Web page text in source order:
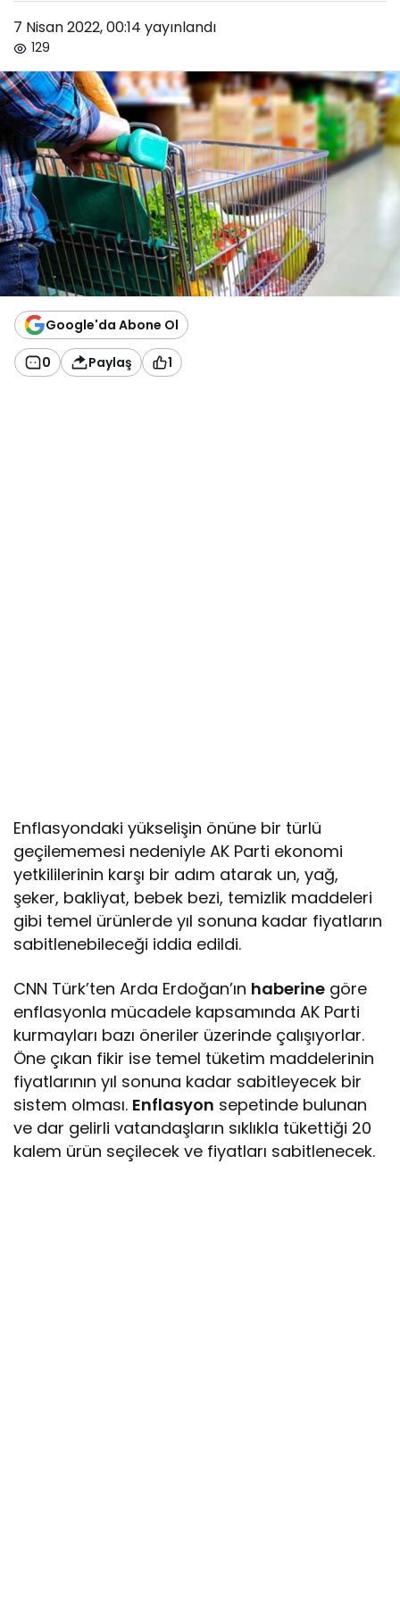
7 Nisan 2022, 00:14 yayınlandı
129
Google'da Abone Ol
0 Paylaş 1
Enflasyondaki yükselişin önüne bir türlü
geçilememesi nedeniyle AK Parti ekonomi
yetkililerinin karşı bir adım atarak un, yağ,
şeker, bakliyat, bebek bezi, temizlik maddeleri
gibi temel ürünlerde yıl sonuna kadar fiyatların
sabitlenebileceği iddia edildi.
CNN Türk’ten Arda Erdoğan’ın haberine göre
enflasyonla mücadele kapsamında AK Parti
kurmayları bazı öneriler üzerinde çalışıyorlar.
Öne çıkan fikir ise temel tüketim maddelerinin
fiyatlarının yıl sonuna kadar sabitleyecek bir
sistem olması. Enflasyon sepetinde bulunan
ve dar gelirli vatandaşların sıklıkla tükettiği 20
kalem ürün seçilecek ve fiyatları sabitlenecek.